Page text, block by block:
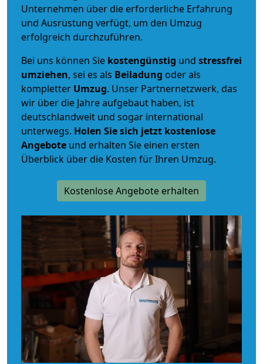
Unternehmen über die erforderliche Erfahrung
und Ausrüstung verfügt, um den Umzug
erfolgreich durchzuführen.
Bei uns können Sie kostengünstig und stressfrei
umziehen, sei es als Beiladung oder als
kompletter Umzug. Unser Partnernetzwerk, das
wir über die Jahre aufgebaut haben, ist
deutschlandweit und sogar international
unterwegs. Holen Sie sich jetzt kostenlose
Angebote und erhalten Sie einen ersten
Überblick über die Kosten für Ihren Umzug.
Kostenlose Angebote erhalten